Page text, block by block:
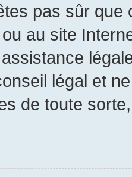
pas sûr
au site
légal et
de toute